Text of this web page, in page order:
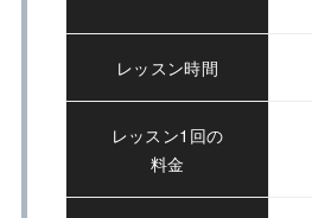
レッスン時間
レッスン1回の
料金